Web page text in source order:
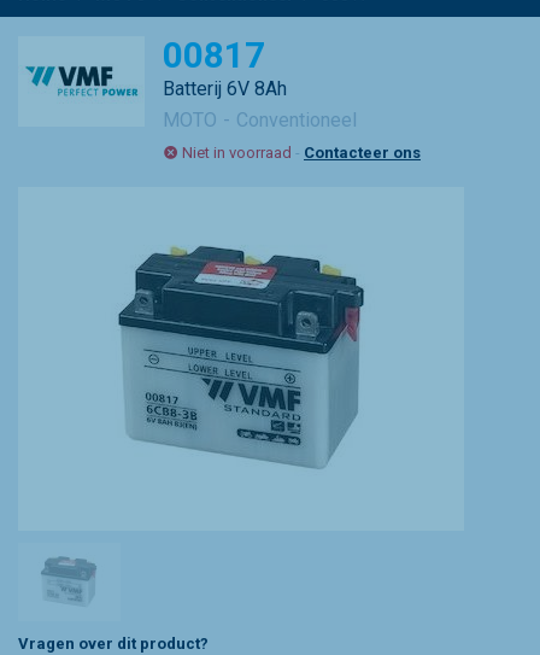
00817
Batterij 6V 8Ah
MOTO
Conventioneel
Niet in voorraad - Contacteer ons
Vragen over dit product?